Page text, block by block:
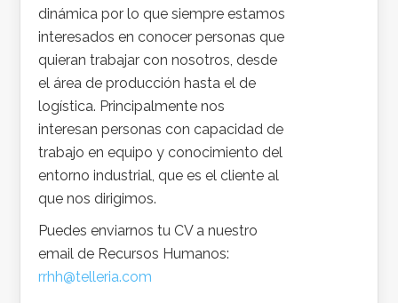
dinámica por lo que siempre estamos
interesados en conocer personas que
quieran trabajar con nosotros, desde
el área de producción hasta el de
logística. Principalmente nos
interesan personas con capacidad de
trabajo en equipo y conocimiento del
entorno industrial, que es el cliente al
que nos dirigimos.
Puedes enviarnos tu CV a nuestro
email de Recursos Humanos:
rrhh@telleria.com